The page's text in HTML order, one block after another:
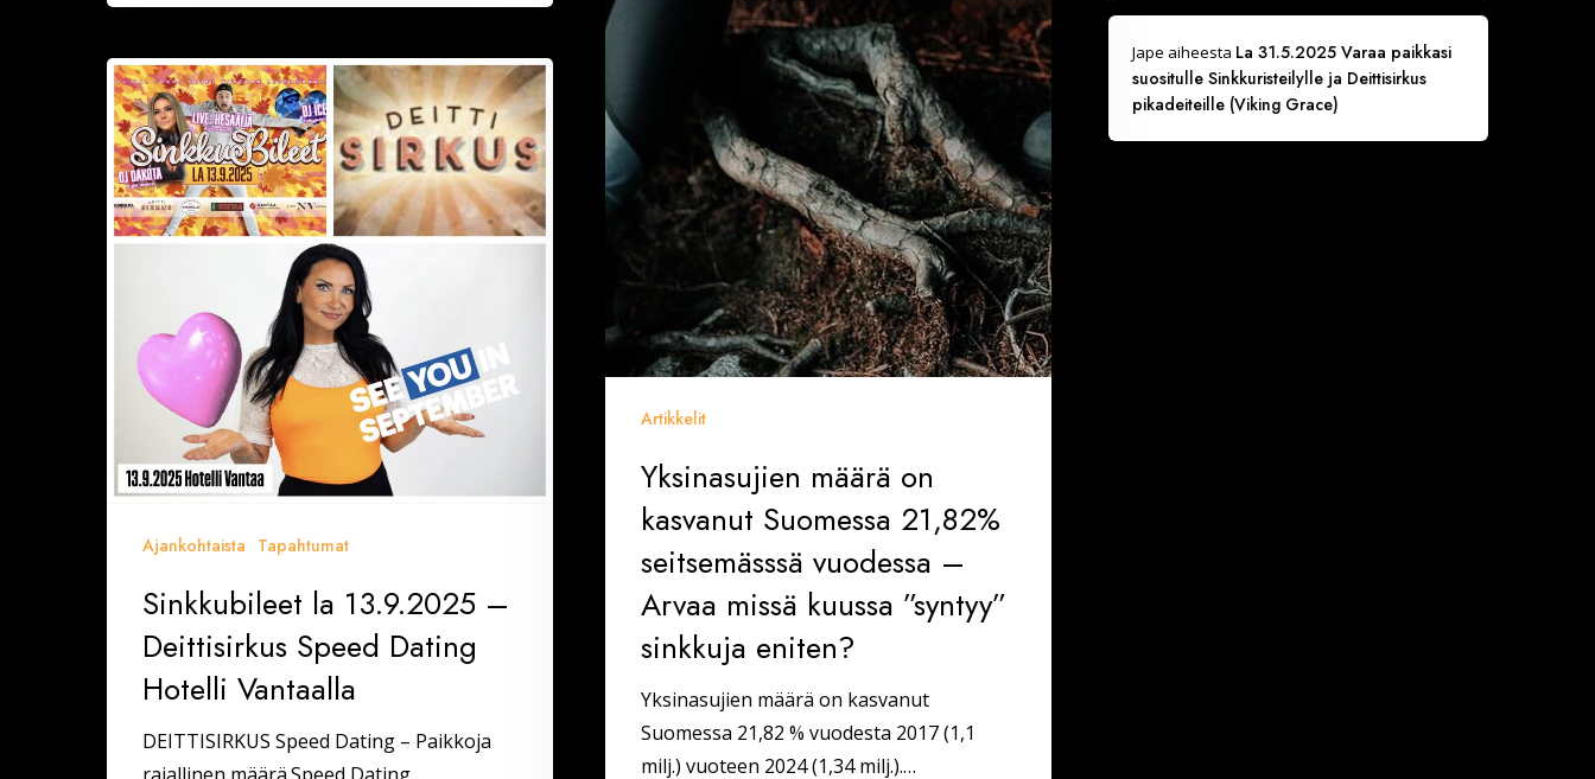
Artikkelit
Yksinasujien määrä on
kasvanut Suomessa 21,82%
seitsemässsä vuodessa –
Arvaa missä kuussa ”syntyy”
sinkkuja eniten?
Yksinasujien määrä on kasvanut
Suomessa 21,82 % vuodesta 2017 (1,1
milj.) vuoteen 2024 (1,34 milj.).…
Sinkkubileet
la
13.9.2025
–
Deittisirkus
Speed
Vantaalla
Ajankohtaista Tapahtumat
Sinkkubileet la 13.9.2025 –
Deittisirkus Speed Dating
Hotelli Vantaalla
DEITTISIRKUS Speed Dating – Paikkoja
Jape aiheesta La 31.5.2025 Varaa paikkasi
suositulle Sinkkuristeilylle ja Deittisirkus
pikadeiteille (Viking Grace)